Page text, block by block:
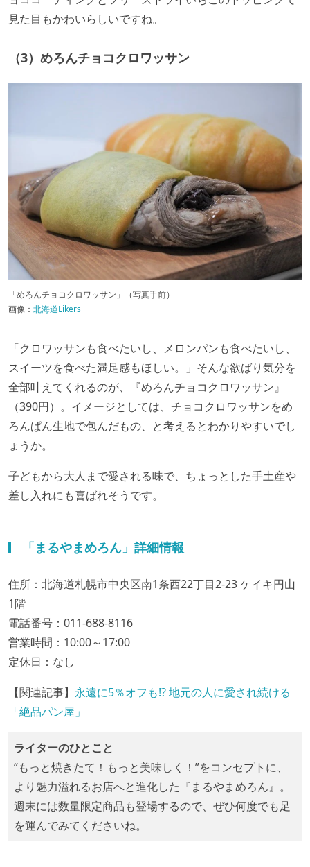
見た目もかわいらしいですね。
（3）めろんチョコクロワッサン
「めろんチョコクロワッサン」（写真手前）
画像： 北海道Likers
「クロワッサンも食べたいし、メロンパンも食べたいし、
スイーツを食べた満足感もほしい。」そんな欲ばり気分を
全部叶えてくれるのが、『めろんチョコクロワッサン』
（390円）。イメージとしては、チョコクロワッサンをめ
ろんぱん生地で包んだもの、と考えるとわかりやすいでし
ょうか。
子どもから大人まで愛される味で、ちょっとした手土産や
差し入れにも喜ばれそうです。
「まるやまめろん」詳細情報
住所：北海道札幌市中央区南1条西22丁目2-23 ケイキ円山
1階
電話番号：011-688-8116
営業時間：10:00～17:00
定休日：なし
【関連記事】 永遠に5％オフも!? 地元の人に愛され続ける
「絶品パン屋」
ライターのひとこと
“もっと焼きたて！もっと美味しく！”をコンセプトに、
より魅力溢れるお店へと進化した『まるやまめろん』。
週末には数量限定商品も登場するので、ぜひ何度でも足
を運んでみてくださいね。